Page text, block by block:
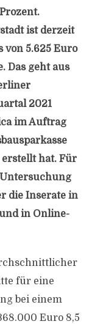
ist derzeit
5.625 Euro
Das geht aus
2021
im Auftrag
erstellt hat. Für
die Inserate in
in Online-
für eine
bei einem
Euro 8,5